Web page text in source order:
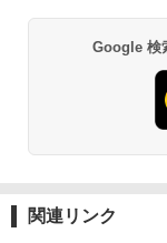
Google 検
関連リンク